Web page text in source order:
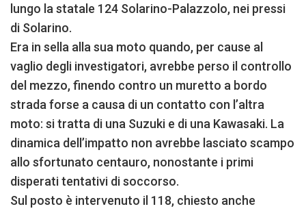
lungo la statale 124 Solarino-Palazzolo, nei pressi
di Solarino.
Era in sella alla sua moto quando, per cause al
vaglio degli investigatori, avrebbe perso il controllo
del mezzo, finendo contro un muretto a bordo
strada forse a causa di un contatto con l’altra
moto: si tratta di una Suzuki e di una Kawasaki. La
dinamica dell’impatto non avrebbe lasciato scampo
allo sfortunato centauro, nonostante i primi
disperati tentativi di soccorso.
Sul posto è intervenuto il 118, chiesto anche